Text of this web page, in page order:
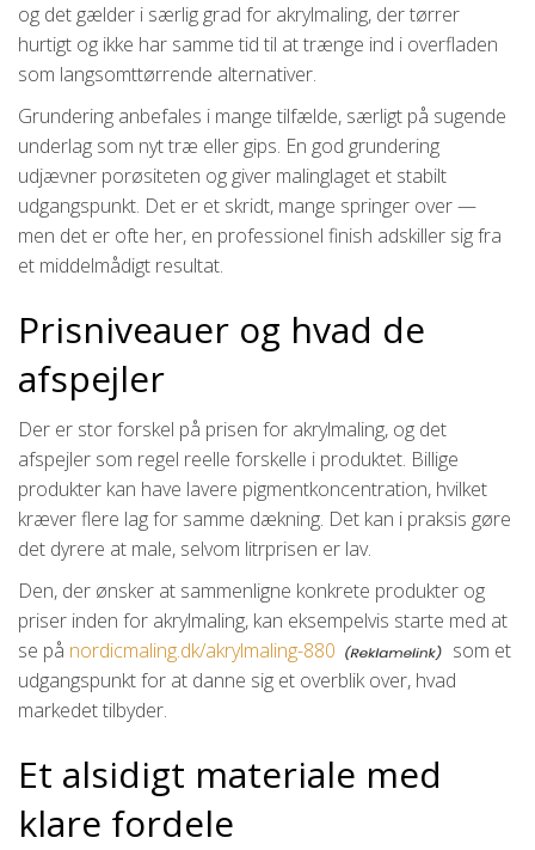
og det gælder i særlig grad for akrylmaling, der tørrer
hurtigt og ikke har samme tid til at trænge ind i overfladen
som langsomttørrende alternativer.
Grundering anbefales i mange tilfælde, særligt på sugende
underlag som nyt træ eller gips. En god grundering
udjævner porøsiteten og giver malinglaget et stabilt
udgangspunkt. Det er et skridt, mange springer over —
men det er ofte her, en professionel finish adskiller sig fra
et middelmådigt resultat.
Prisniveauer og hvad de
afspejler
Der er stor forskel på prisen for akrylmaling, og det
afspejler som regel reelle forskelle i produktet. Billige
produkter kan have lavere pigmentkoncentration, hvilket
kræver flere lag for samme dækning. Det kan i praksis gøre
det dyrere at male, selvom litrprisen er lav.
Den, der ønsker at sammenligne konkrete produkter og
priser inden for akrylmaling, kan eksempelvis starte med at
se på nordicmaling.dk/akrylmaling-880
som et
udgangspunkt for at danne sig et overblik over, hvad
markedet tilbyder.
Et alsidigt materiale med
klare fordele